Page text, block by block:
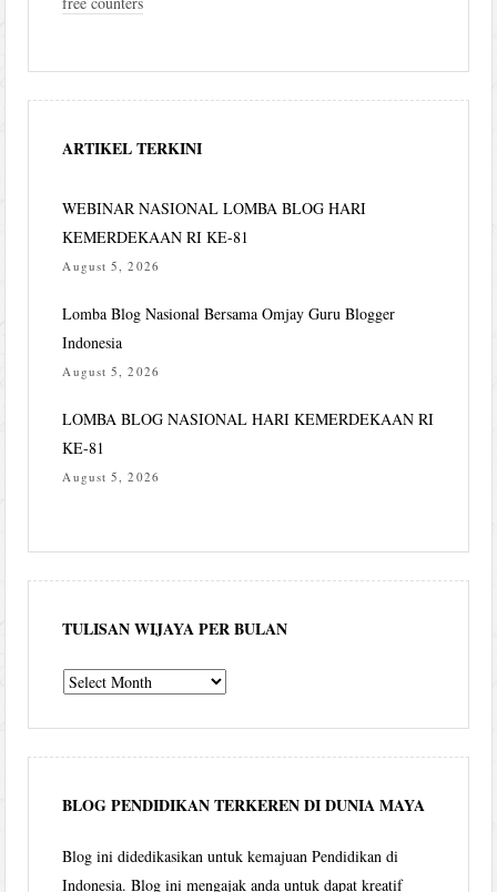
ARTIKEL TERKINI
WEBINAR NASIONAL LOMBA BLOG HARI
KEMERDEKAAN RI KE-81
August 5, 2026
Lomba Blog Nasional Bersama Omjay Guru Blogger
Indonesia
August 5, 2026
LOMBA BLOG NASIONAL HARI KEMERDEKAAN RI
KE-81
August 5, 2026
TULISAN WIJAYA PER BULAN
Tulisan
per
bulan
BLOG PENDIDIKAN TERKEREN DI DUNIA MAYA
Blog ini didedikasikan untuk kemajuan Pendidikan di
Indonesia. Blog ini mengajak anda untuk dapat kreatif